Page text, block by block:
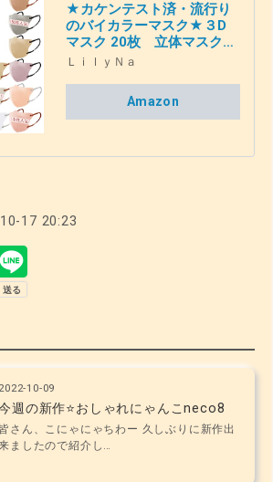
★カケンテスト済・流行り
のバイカラーマスク★３D
マスク 20枚 立体マスク
不織布 血色マスク 不織布マ
ばし マスク 使い捨て 小顔
チークマスク 耳が痛くなら
ラーマスク (オールドレー
ＬｉｌｙＮａ
Amazon
17 20:23
2022-10-09
週の新作⭐おしゃれにゃんこneco8
皆さん、こにゃにゃちわー 久しぶりに新作出
ましたので紹介し…